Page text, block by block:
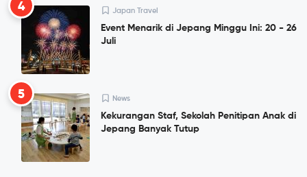
4 Japan Travel
Event Menarik di Jepang Minggu Ini: 20 - 26
Juli
5 News
Kekurangan Staf, Sekolah Penitipan Anak di
Jepang Banyak Tutup